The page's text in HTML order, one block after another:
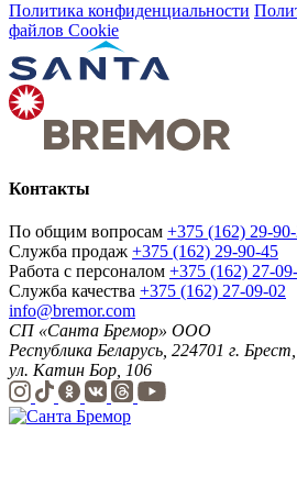
Политика конфиденциальности
файлов Cookie
Контакты
По общим вопросам +375 (162) 29-
Служба продаж +375 (162) 29-90-45
Работа с персоналом +375 (162) 27-
Служба качества +375 (162) 27-09-02
info@bremor.com
СП «Санта Бремор» ООО
Республика Беларусь, 224701 г. Брест,
ул. Катин Бор, 106